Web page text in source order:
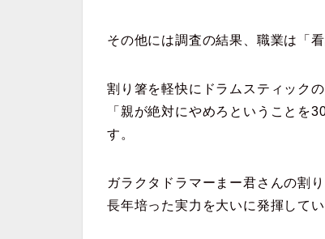
その他には調査の結果、職業は「
割り箸を軽快にドラムスティック
「親が絶対にやめろということを
す。
ガラクタドラマーまー君さんの割
長年培った実力を大いに発揮してい